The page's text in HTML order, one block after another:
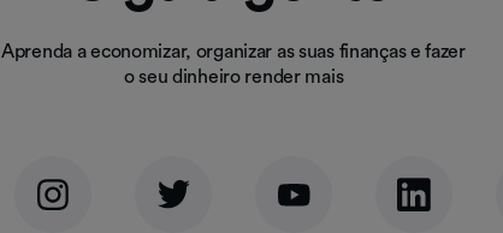
Aprenda a economizar, organizar as suas finanças e fazer
o seu dinheiro render mais